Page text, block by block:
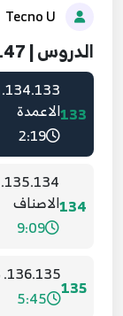
الدروس | 147 درس
133.132. موقع مقالاتي - عرض المقالات للزائر
8:40
133الاعمدة
2:19
134الاصناف
9:09
135
136.135. موقع مقالاتي - البحث عن مقالة
5:45